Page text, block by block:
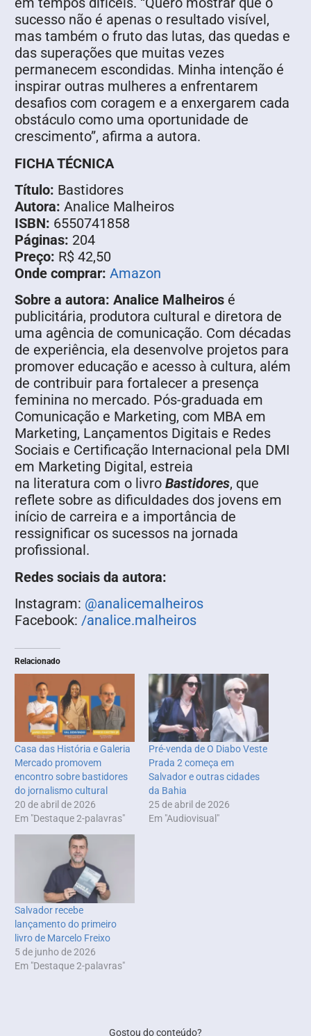
sucesso não é apenas o resultado visível,
mas também o fruto das lutas, das quedas e
das superações que muitas vezes
permanecem escondidas. Minha intenção é
inspirar outras mulheres a enfrentarem
desafios com coragem e a enxergarem cada
obstáculo como uma oportunidade de
crescimento”, afirma a autora.
FICHA TÉCNICA
Título: Bastidores
Autora: Analice Malheiros
ISBN: 6550741858
Páginas: 204
Preço: R$ 42,50
Onde comprar: Amazon
Sobre a autora: Analice Malheiros é
publicitária, produtora cultural e diretora de
uma agência de comunicação. Com décadas
de experiência, ela desenvolve projetos para
promover educação e acesso à cultura, além
de contribuir para fortalecer a presença
feminina no mercado. Pós-graduada em
Comunicação e Marketing, com MBA em
Marketing, Lançamentos Digitais e Redes
Sociais e Certificação Internacional pela DMI
em Marketing Digital, estreia
na literatura com o livro Bastidores, que
reflete sobre as dificuldades dos jovens em
início de carreira e a importância de
ressignificar os sucessos na jornada
profissional.
Redes sociais da autora:
Instagram: @analicemalheiros
Facebook: /analice.malheiros
Relacionado
Casa das História e Galeria
Mercado promovem
encontro sobre bastidores
do jornalismo cultural
20 de abril de 2026
Em "Destaque 2-palavras"
Pré-venda de O Diabo Veste
Prada 2 começa em
Salvador e outras cidades
da Bahia
25 de abril de 2026
Em "Audiovisual"
Salvador recebe
lançamento do primeiro
livro de Marcelo Freixo
5 de junho de 2026
Em "Destaque 2-palavras"
Gostou do conteúdo?